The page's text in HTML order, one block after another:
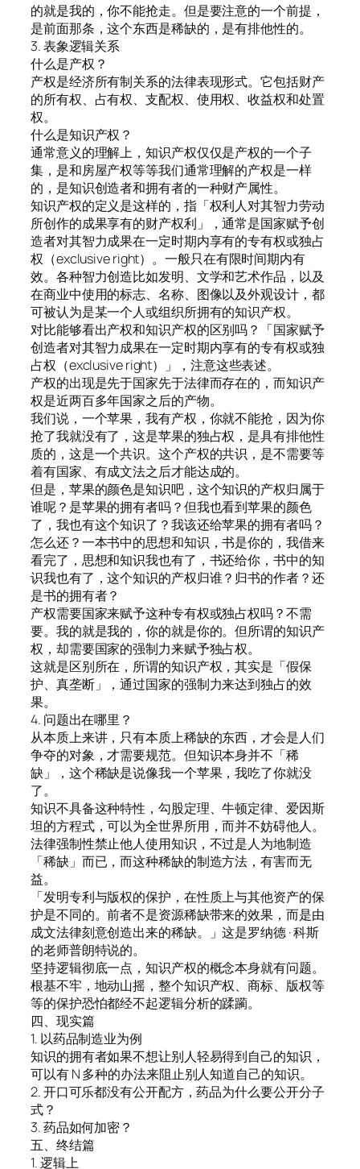
的就是我的，你不能抢走。但是要注意的一个前提，
是前面那条，这个东西是稀缺的，是有排他性的。
3. 表象逻辑关系
什么是产权？
产权是经济所有制关系的法律表现形式。它包括财产
的所有权、占有权、支配权、使用权、收益权和处置
权。
什么是知识产权？
通常意义的理解上，知识产权仅仅是产权的一个子
集，是和房屋产权等等我们通常理解的产权是一样
的，是知识创造者和拥有者的一种财产属性。
知识产权的定义是这样的，指「权利人对其智力劳动
所创作的成果享有的财产权利」，通常是国家赋予创
造者对其智力成果在一定时期内享有的专有权或独占
权（exclusive right）。一般只在有限时间期内有
效。各种智力创造比如发明、文学和艺术作品，以及
在商业中使用的标志、名称、图像以及外观设计，都
可被认为是某一个人或组织所拥有的知识产权。
对比能够看出产权和知识产权的区别吗？「国家赋予
创造者对其智力成果在一定时期内享有的专有权或独
占权（exclusive right）」，注意这些表述。
产权的出现是先于国家先于法律而存在的，而知识产
权是近两百多年国家之后的产物。
我们说，一个苹果，我有产权，你就不能抢，因为你
抢了我就没有了，这是苹果的独占权，是具有排他性
质的，这是一个共识。这个产权的共识，是不需要等
着有国家、有成文法之后才能达成的。
但是，苹果的颜色是知识吧，这个知识的产权归属于
谁呢？是苹果的拥有者吗？但我也看到苹果的颜色
了，我也有这个知识了？我该还给苹果的拥有者吗？
怎么还？一本书中的思想和知识，书是你的，我借来
看完了，思想和知识我也有了，书还给你，书中的知
识我也有了，这个知识的产权归谁？归书的作者？还
是书的拥有者？
产权需要国家来赋予这种专有权或独占权吗？不需
要。我的就是我的，你的就是你的。但所谓的知识产
权，却需要国家的强制力来赋予独占权。
这就是区别所在，所谓的知识产权，其实是「假保
护、真垄断」，通过国家的强制力来达到独占的效
果。
4. 问题出在哪里？
从本质上来讲，只有本质上稀缺的东西，才会是人们
争夺的对象，才需要规范。但知识本身并不「稀
缺」，这个稀缺是说像我一个苹果，我吃了你就没
了。
知识不具备这种特性，勾股定理、牛顿定律、爱因斯
坦的方程式，可以为全世界所用，而并不妨碍他人。
法律强制性禁止他人使用知识，不过是人为地制造
「稀缺」而已，而这种稀缺的制造方法，有害而无
益。
「发明专利与版权的保护，在性质上与其他资产的保
护是不同的。前者不是资源稀缺带来的效果，而是由
成文法律刻意创造出来的稀缺。」这是罗纳德 · 科斯
的老师普朗特说的。
坚持逻辑彻底一点，知识产权的概念本身就有问题。
根基不牢，地动山摇，整个知识产权、商标、版权等
等的保护恐怕都经不起逻辑分析的蹂躏。
四、现实篇
1. 以药品制造业为例
知识的拥有者如果不想让别人轻易得到自己的知识，
可以有 N 多种的办法来阻止别人知道自己的知识。
2. 开口可乐都没有公开配方，药品为什么要公开分子
式？
3. 药品如何加密？
五、终结篇
1. 逻辑上